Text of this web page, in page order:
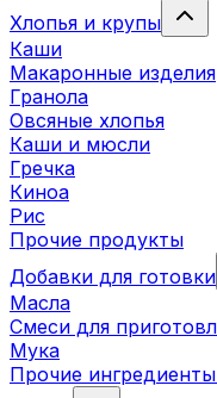
Хлопья и крупы
Каши
Макаронные изделия
Гранола
Овсяные хлопья
Каши и мюсли
Гречка
Киноа
Рис
Прочие продукты
Добавки для готовки
Масла
Смеси для
Мука
Прочие